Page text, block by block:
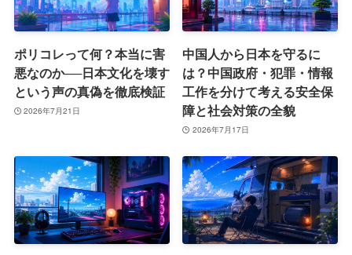
ポリコレって何？本当に害
悪なのか──日本文化を壊す
という声の真偽を徹底検証
2026年7月21日
中国人から日本を守るに
は？中国政府・犯罪・情報
工作を分けて考える安全保
障と社会対策の全貌
2026年7月17日